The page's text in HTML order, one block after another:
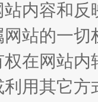
站内容和
站的一
在网站
用其它